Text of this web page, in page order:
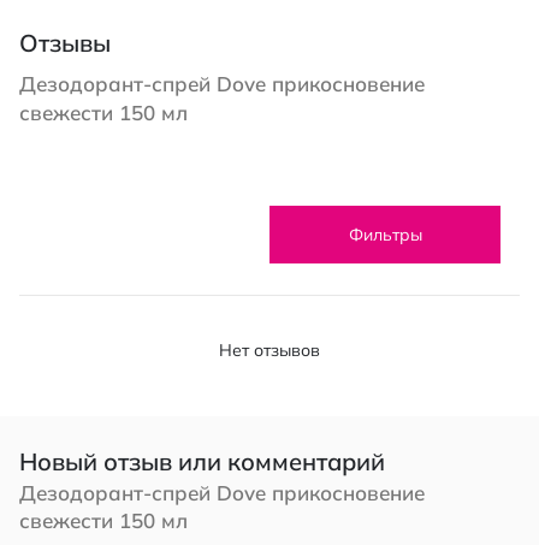
Отзывы
Дезодорант-спрей Dove прикосновение
свежести 150 мл
Фильтры
Нет отзывов
Новый отзыв или комментарий
Дезодорант-спрей Dove прикосновение
свежести 150 мл